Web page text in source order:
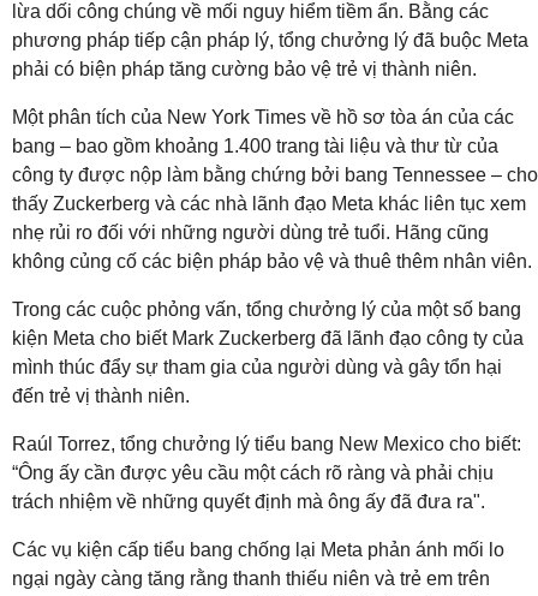
lừa dối công chúng về mối nguy hiểm tiềm ẩn. Bằng các
phương pháp tiếp cận pháp lý, tổng chưởng lý đã buộc Meta
phải có biện pháp tăng cường bảo vệ trẻ vị thành niên.
Một phân tích của New York Times về hồ sơ tòa án của các
bang – bao gồm khoảng 1.400 trang tài liệu và thư từ của
công ty được nộp làm bằng chứng bởi bang Tennessee – cho
thấy Zuckerberg và các nhà lãnh đạo Meta khác liên tục xem
nhẹ rủi ro đối với những người dùng trẻ tuổi. Hãng cũng
không củng cố các biện pháp bảo vệ và thuê thêm nhân viên.
Trong các cuộc phỏng vấn, tổng chưởng lý của một số bang
kiện Meta cho biết Mark Zuckerberg đã lãnh đạo công ty của
mình thúc đẩy sự tham gia của người dùng và gây tổn hại
đến trẻ vị thành niên.
Raúl Torrez, tổng chưởng lý tiểu bang New Mexico cho biết:
“Ông ấy cần được yêu cầu một cách rõ ràng và phải chịu
trách nhiệm về những quyết định mà ông ấy đã đưa ra".
Các vụ kiện cấp tiểu bang chống lại Meta phản ánh mối lo
ngại ngày càng tăng rằng thanh thiếu niên và trẻ em trên